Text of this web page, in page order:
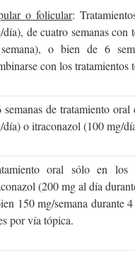
o folicular:
día), de cuatro semanas
o bien de 6
con los tratamientos
semanas de tratamiento
día) o itraconazol (100 mg/
oral sólo en los
(200 mg al día
150 mg/semana durante
por vía tópica.